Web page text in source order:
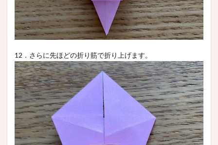
12．さらに先ほどの折り筋で折り上げます。